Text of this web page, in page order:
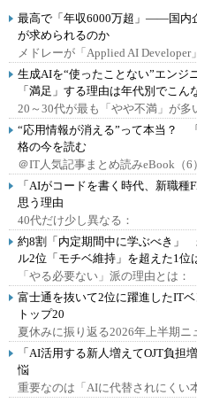
最高で「年収6000万超」――国内
が求められるのか
メドレーが「Applied AI Developer
生成AIを“使ったことない”エン
「満足」する理由は年代別でこん
20～30代が最も「やや不満」が多
“応用情報が消える”って本当？
格の今を読む
＠IT人気記事まとめ読みeBook（6
「AIがコードを書く時代、新職
思う理由
40代だけ少し異なる：
約8割「内定期間中に学ぶべき」
ル2位「モチベ維持」を超えた1位
「やる必要ない」派の理由とは：
富士通を抜いて2位に躍進したIT
トップ20
夏休みに振り返る2026年上半期ニ
「AI活用する新人増えてOJT負
悩
重要なのは「AIに代替されにくい